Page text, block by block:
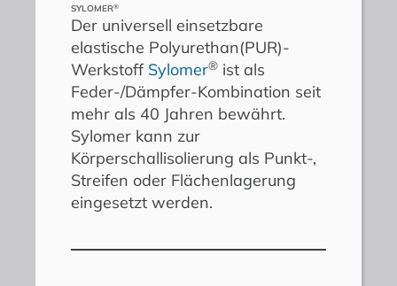
SYLOMER®
Der universell einsetzbare
elastische Polyurethan(PUR)-
Werkstoff Sylomer® ist als
Feder-/Dämpfer-Kombination seit
mehr als 40 Jahren bewährt.
Sylomer kann zur
Körperschallisolierung als Punkt-,
Streifen oder Flächenlagerung
eingesetzt werden.